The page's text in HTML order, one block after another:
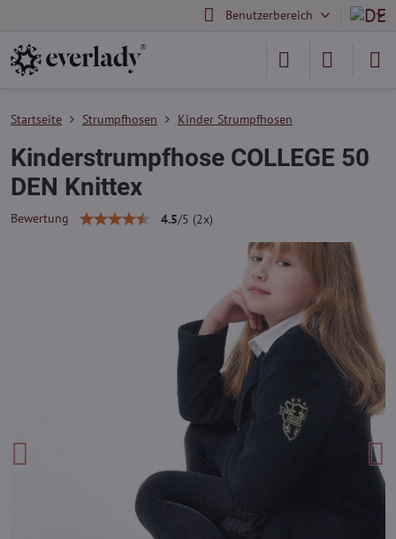
Benutzerbereich
Startseite Strumpfhosen Kinder Strumpfhosen
Kinderstrumpfhose COLLEGE 50
DEN Knittex
Bewertung 4.5/5 (2x)